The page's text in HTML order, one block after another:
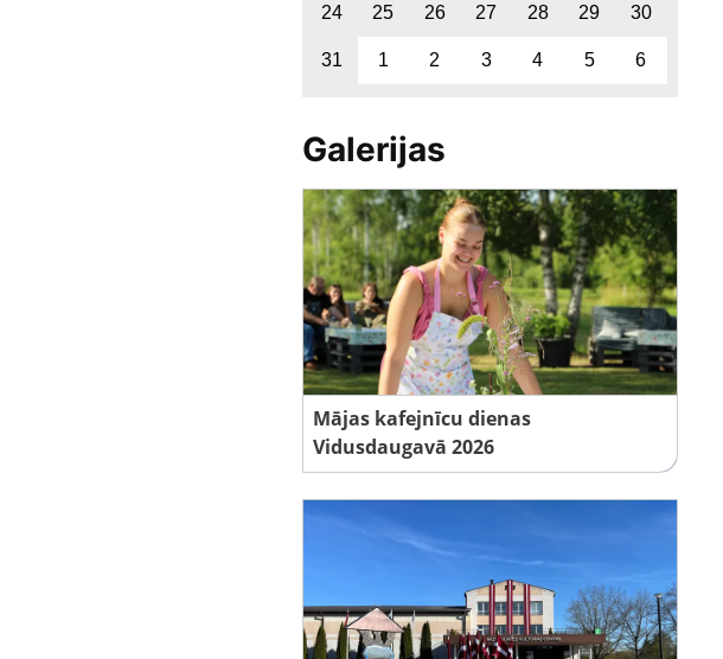
24 25 26 27 28 29 30
31 1 2 3 4 5 6
Galerijas
Mājas kafejnīcu dienas
Vidusdaugavā 2026